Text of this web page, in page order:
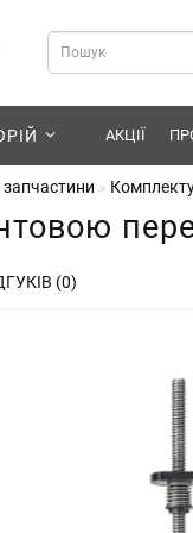
АКЦІЇ
запчастини
(0)